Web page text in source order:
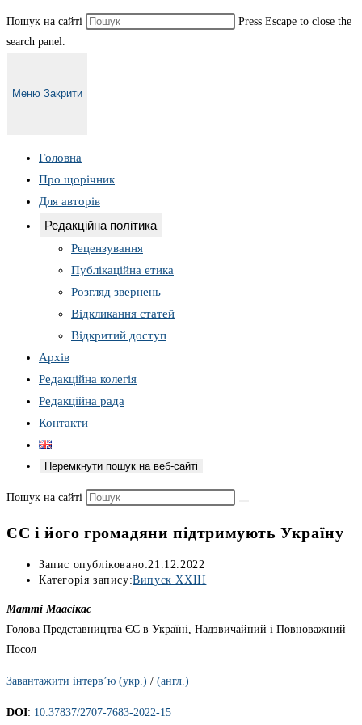
Пошук на сайті
Press Escape to close the
search panel.
Меню Закрити
Головна
Про щорічник
Для авторів
Редакційна політика
Рецензування
Публікаційна етика
Розгляд звернень
Відкликання статей
Відкритий доступ
Архів
Редакційна колегія
Редакційна рада
Контакти
Перемкнути пошук на веб-сайті
Пошук на сайті
ЄС і його громадяни підтримують Україну
Запис опубліковано:21.12.2022
Категорія запису:Випуск XXIII
Матті Маасікас
Голова Представництва ЄС в Україні, Надзвичайний і Повноважний
Посол
Завантажити інтерв’ю (укр.) / (англ.)
DOI: 10.37837/2707-7683-2022-15